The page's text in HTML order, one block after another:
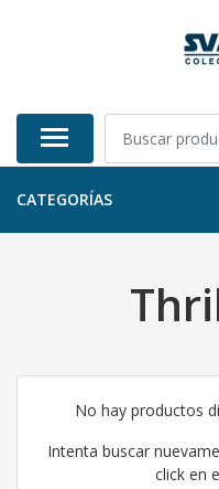
CATEGORÍAS
No hay productos
Intenta buscar
click en